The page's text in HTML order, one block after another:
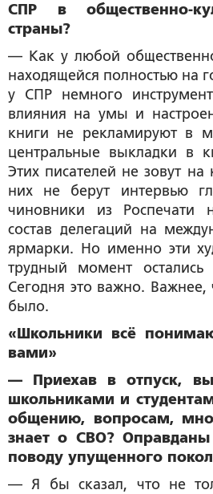
СПР в общественно-
страны?
— Как у любой
находящейся полностью на
у СПР немного
влияния на умы и
книги не рекламируют в
центральные выкладки в
Этих писателей не зовут на
них не берут интервью
чиновники из
состав делегаций на
ярмарки. Но именно эти
трудный момент остались
Сегодня это важно.
было.
«Школьники всё
вами»
— Приехав в отпуск, вы
школьниками и
общению, вопросам,
знает о СВО?
поводу упущенного
— Я бы сказал, что не